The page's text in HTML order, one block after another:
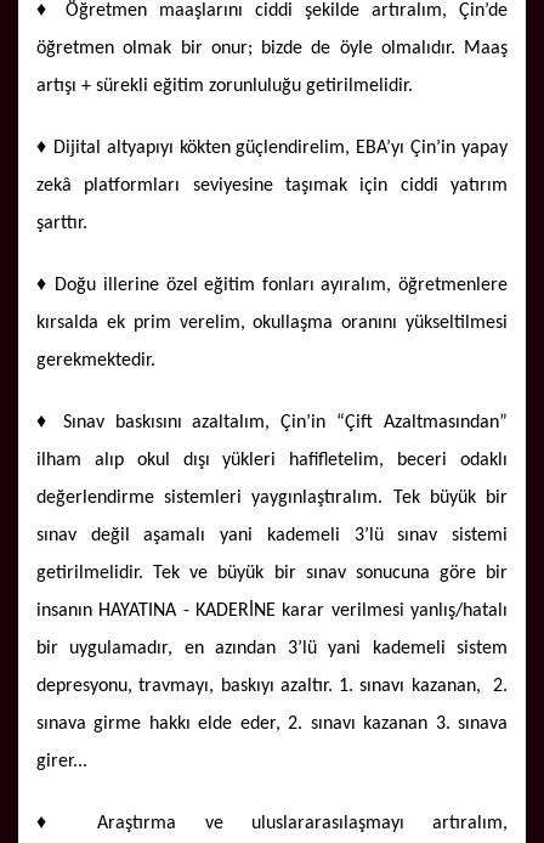
♦ Öğretmen maaşlarını ciddi şekilde artıralım, Çin’de
öğretmen olmak bir onur; bizde de öyle olmalıdır. Maaş
artışı + sürekli eğitim zorunluluğu getirilmelidir.
♦ Dijital altyapıyı kökten güçlendirelim, EBA’yı Çin’in yapay
zekâ platformları seviyesine taşımak için ciddi yatırım
şarttır.
♦ Doğu illerine özel eğitim fonları ayıralım, öğretmenlere
kırsalda ek prim verelim, okullaşma oranını yükseltilmesi
gerekmektedir.
♦ Sınav baskısını azaltalım, Çin’in “Çift Azaltmasından”
ilham alıp okul dışı yükleri hafifletelim, beceri odaklı
değerlendirme sistemleri yaygınlaştıralım. Tek büyük bir
sınav değil aşamalı yani kademeli 3’lü sınav sistemi
getirilmelidir. Tek ve büyük bir sınav sonucuna göre bir
insanın HAYATINA - KADERİNE karar verilmesi yanlış/hatalı
bir uygulamadır, en azından 3’lü yani kademeli sistem
depresyonu, travmayı, baskıyı azaltır. 1. sınavı kazanan, 2.
sınava girme hakkı elde eder, 2. sınavı kazanan 3. sınava
girer...
♦ Araştırma ve uluslararasılaşmayı artıralım,